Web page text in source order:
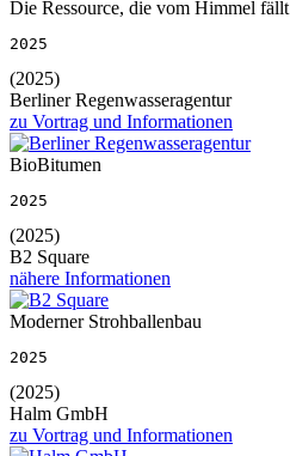
Die Ressource, die vom Himmel fällt
2025
(2025)
Berliner Regenwasseragentur
zu Vortrag und Informationen
BioBitumen
2025
(2025)
B2 Square
nähere Informationen
Moderner Strohballenbau
2025
(2025)
Halm GmbH
zu Vortrag und Informationen